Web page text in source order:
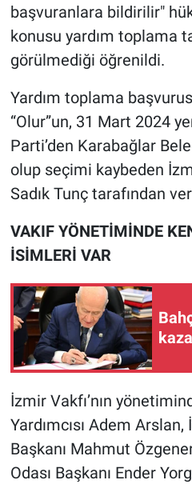
başvuranlara bildirilir"
konusu yardım toplama
görülmediği öğrenildi.
Yardım toplama
“Olur”un, 31 Mart 2024
Parti’den Karabağlar
olup seçimi kaybeden
Sadık Tunç tarafından
VAKIF YÖNETİMİNDE
İSİMLERİ VAR
İzmir Vakfı’nın
Yardımcısı Adem
Başkanı Mahmut
Odası Başkanı Ender
Spor
Teknoloji
Türkiye'nin Geleceği
Türkiye'nin Gündemi
Yerel Gündem
Canlı Yayın